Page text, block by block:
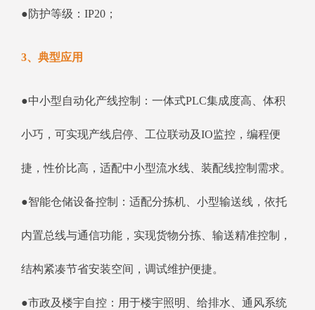
●防护等级：IP20；
3、典型应用
●中小型自动化产线控制：一体式PLC集成度高、体积
小巧，可实现产线启停、工位联动及IO监控，编程便
捷，性价比高，适配中小型流水线、装配线控制需求。
●智能仓储设备控制：适配分拣机、小型输送线，依托
内置总线与通信功能，实现货物分拣、输送精准控制，
结构紧凑节省安装空间，调试维护便捷。
●市政及楼宇自控：用于楼宇照明、给排水、通风系统